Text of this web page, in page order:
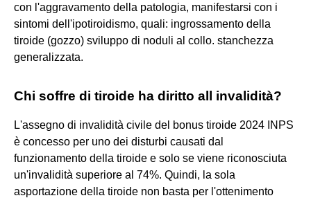
con l'aggravamento della patologia, manifestarsi con i
sintomi dell'ipotiroidismo, quali: ingrossamento della
tiroide (gozzo) sviluppo di noduli al collo. stanchezza
generalizzata.
Chi soffre di tiroide ha diritto all invalidità?
L'assegno di invalidità civile del bonus tiroide 2024 INPS
è concesso per uno dei disturbi causati dal
funzionamento della tiroide e solo se viene riconosciuta
un'invalidità superiore al 74%. Quindi, la sola
asportazione della tiroide non basta per l'ottenimento